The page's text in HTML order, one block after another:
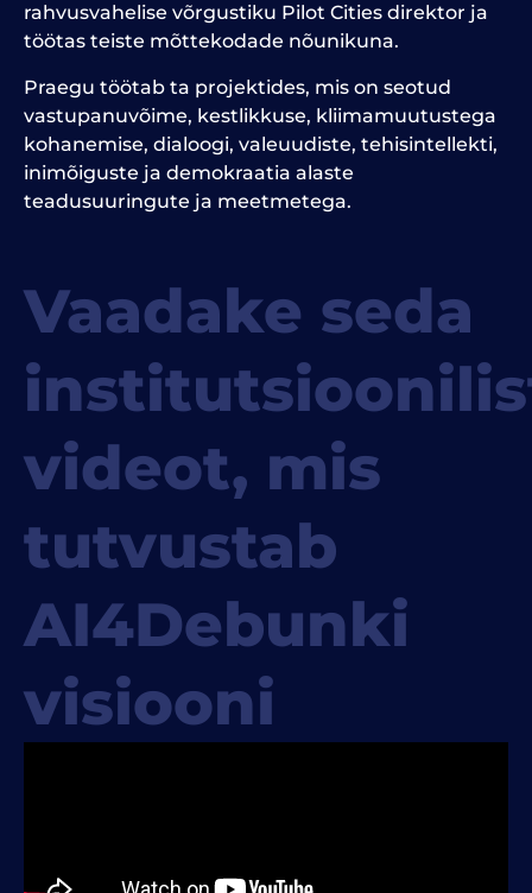
rahvusvahelise võrgustiku Pilot Cities direktor ja
töötas teiste mõttekodade nõunikuna.
Praegu töötab ta projektides, mis on seotud
vastupanuvõime, kestlikkuse, kliimamuutustega
kohanemise, dialoogi, valeuudiste, tehisintellekti,
inimõiguste ja demokraatia alaste
teadusuuringute ja meetmetega.
Vaadake seda
videot, mis
tutvustab
AI4Debunki
visiooni